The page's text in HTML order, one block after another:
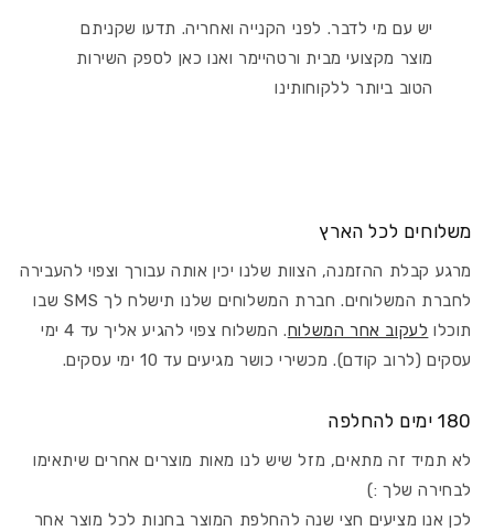
יש עם מי לדבר. לפני הקנייה ואחריה. תדעו שקניתם
מוצר מקצועי מבית ורטהיימר ואנו כאן לספק השירות
הטוב ביותר ללקוחותינו
משלוחים לכל הארץ
מרגע קבלת ההזמנה, הצוות שלנו יכין אותה עבורך וצפוי להעבירה
לחברת המשלוחים. חברת המשלוחים שלנו תישלח לך SMS שבו
תוכלו לעקוב אחר המשלוח
. המשלוח צפוי להגיע אליך עד 4 ימי
עסקים (לרוב קודם). מכשירי כושר מגיעים עד 10 ימי עסקים.
180 ימים להחלפה
לא תמיד זה מתאים, מזל שיש לנו מאות מוצרים אחרים שיתאימו
לבחירה שלך :)
לכן אנו מציעים חצי שנה להחלפת המוצר בחנות לכל מוצר אחר